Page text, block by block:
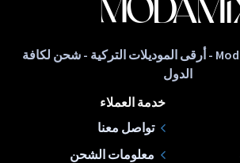
موضة مكس Moda Mix - أرقى الموديلات التركية - شحن لكافة
الدول
خدمة العملاء
تواصل معنا
معلومات الشحن